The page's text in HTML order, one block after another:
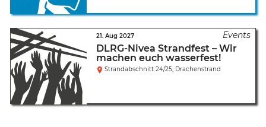
DLRG-Nivea Strandfest – Wir
machen euch wasserfest!
21. Aug 2027
Strandabschnitt 24/25, Drachenstrand